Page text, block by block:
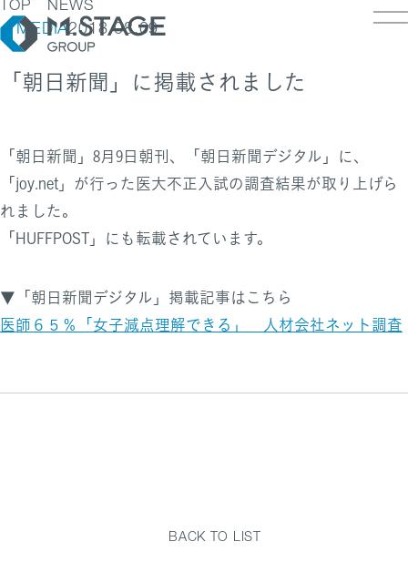
TOP
ビーイング
材
TOP / グループ代表挨拶・会社概
見るエムステージグループ
ナビリティ
ッセージ
度
ンスの皆様へ
TOP NEWS
MEDIA2018.08.09
「朝日新聞」に掲載されました
「朝日新聞」8月9日朝刊、「朝日新聞デジタル」に、
「joy.net」が行った医大不正入試の調査結果が取り上げら
れました。
「HUFFPOST」にも転載されています。
▼「朝日新聞デジタル」掲載記事はこちら
医師６５％「女子減点理解できる」 人材会社ネット調査
BACK TO LIST